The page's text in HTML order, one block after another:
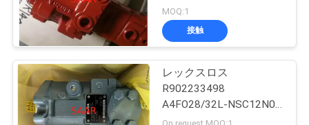
私
達
に
・ レクスロス油圧
バルブ
1032
MOQ:1
接触
レックスロス
R902233498
A4FO28/32L-NSC12N00
A4FOシリーズ 軸式ピス